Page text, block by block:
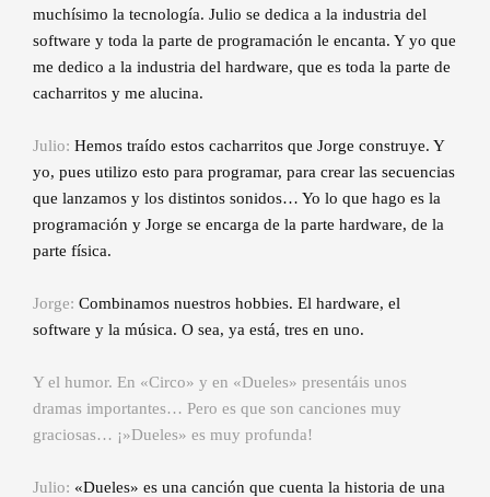
muchísimo la tecnología. Julio se dedica a la industria del
software y toda la parte de programación le encanta. Y yo que
me dedico a la industria del hardware, que es toda la parte de
cacharritos y me alucina.
Julio: Hemos traído estos cacharritos que Jorge construye. Y
yo, pues utilizo esto para programar, para crear las secuencias
que lanzamos y los distintos sonidos… Yo lo que hago es la
programación y Jorge se encarga de la parte hardware, de la
parte física.
Jorge: Combinamos nuestros hobbies. El hardware, el
software y la música. O sea, ya está, tres en uno.
Y el humor. En «Circo» y en «Dueles» presentáis unos
dramas importantes… Pero es que son canciones muy
graciosas… ¡»Dueles» es muy profunda!
Julio: «Dueles» es una canción que cuenta la historia de una